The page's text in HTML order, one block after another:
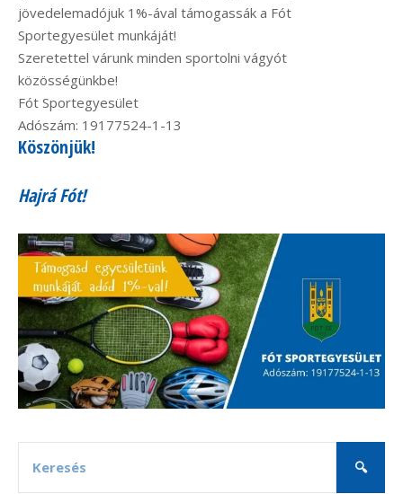
jövedelemadójuk 1%-ával támogassák a Fót
Sportegyesület munkáját!
Szeretettel várunk minden sportolni vágyót
közösségünkbe!
Fót Sportegyesület
Adószám: 19177524-1-13
Köszönjük!
Hajrá Fót!